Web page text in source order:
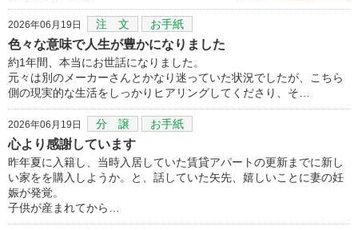
2026年06月19日 注 文 お手紙
色々な意味で人生が豊かになりました
約1年間、本当にお世話になりました。
元々は別のメーカーさんとかなり迷っていた状況でしたが、こちら
側の現実的な生活をしっかりヒアリングしてくださり、そ…
2026年06月19日 分 譲 お手紙
心より感謝しています
昨年夏に入籍し、当時入居していた賃貸アパートの更新までに新し
い家をを購入しようか。と、話していた矢先、嬉しいことに妻の妊
娠が発覚。
子供が産まれてから…